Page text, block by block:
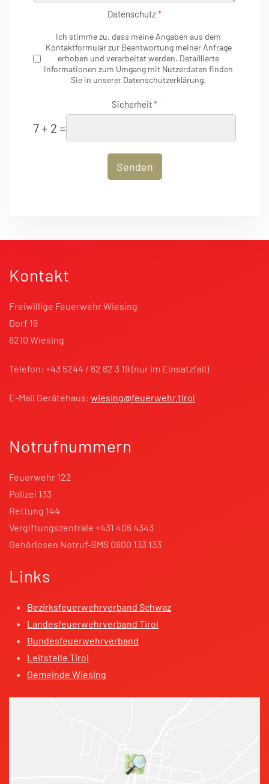
Datenschutz *
Ich stimme zu, dass meine Angaben aus dem
Kontaktformular zur Beantwortung meiner Anfrage
erhoben und verarbeitet werden. Detaillierte
Informationen zum Umgang mit Nutzerdaten finden
Sie in unserer Datenschutzerklärung.
Sicherheit*
7 + 2 =
Senden
Kontakt
Freiwillige Feuerwehr Wiesing
Dorf 19
6210 Wiesing
Telefon: +43 5244 / 62 62 3 19 (nur im Einsatzfall)
E-Mail Gerätehaus: wiesing@feuerwehr.tirol
Notrufnummern
Feuerwehr 122
Polizei 133
Rettung 144
Vergiftungszentrale +431 406 4343
Gehörlosen Notruf-SMS 0800 133 133
Links
Bezirksfeuerwehrverband Schwaz
Landesfeuerwehrverband Tirol
Bundesfeuerwehrverband
Leitstelle Tirol
Gemeinde Wiesing